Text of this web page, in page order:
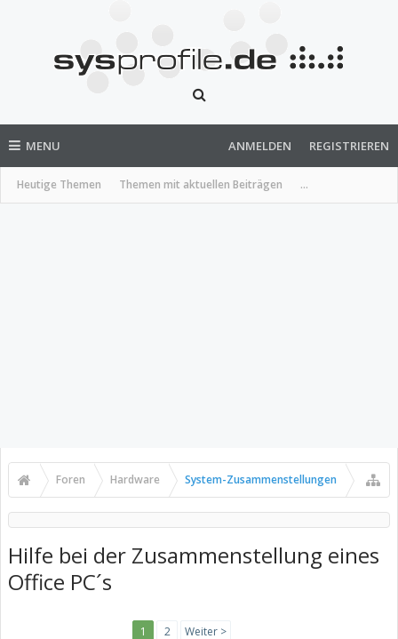
MENU
Heutige Themen Themen mit aktuellen Beiträgen ...
ANMELDEN REGISTRIEREN
Foren Hardware System-Zusammenstellungen
Hilfe bei der Zusammenstellung eines
Office PC´s
1 2 Weiter >